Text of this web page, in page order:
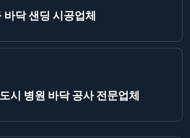
바닥 샌딩 시공업체
시 병원 바닥 공사 전문업체